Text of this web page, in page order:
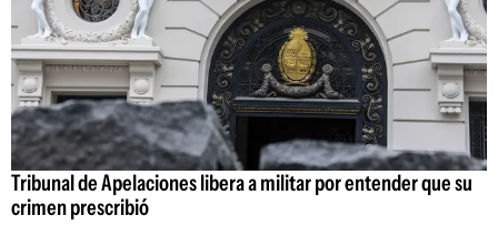
Tribunal de Apelaciones libera a militar por entender que su
crimen prescribió